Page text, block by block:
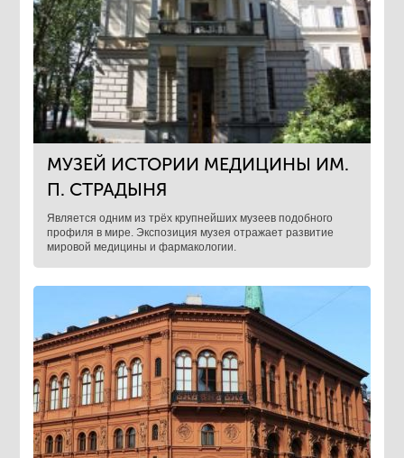
МУЗЕЙ ИСТОРИИ МЕДИЦИНЫ ИМ.
П. СТРАДЫНЯ
Является одним из трёх крупнейших музеев подобного
профиля в мире. Экспозиция музея отражает развитие
мировой медицины и фармакологии.